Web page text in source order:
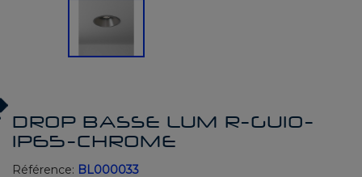
DROP BASSE LUM R-GU10-
IP65-CHROME
Référence: BL000033